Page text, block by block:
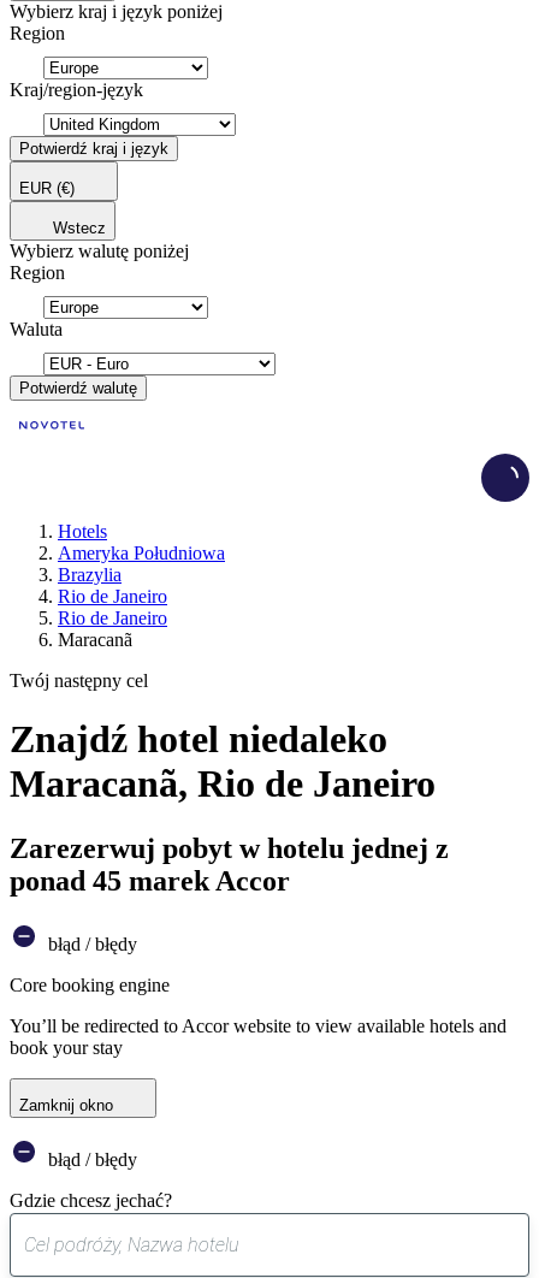
Wybierz kraj i język poniżej
Region
Kraj/region-język
Potwierdź kraj i język
EUR (€)
Wstecz
Wybierz walutę poniżej
Region
Waluta
Potwierdź walutę
Hotels
Ameryka Południowa
Brazylia
Rio de Janeiro
Rio de Janeiro
Maracanã
Twój następny cel
Znajdź hotel niedaleko
Maracanã, Rio de Janeiro
Zarezerwuj pobyt w hotelu jednej z
ponad 45 marek Accor
błąd / błędy
Core booking engine
You’ll be redirected to Accor website to view available hotels and
book your stay
Zamknij okno
błąd / błędy
Gdzie chcesz jechać?
sugestia